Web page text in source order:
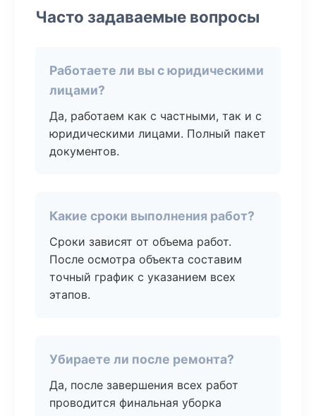
Часто задаваемые вопросы
Работаете ли вы с юридическими
лицами?
Да, работаем как с частными, так и с
юридическими лицами. Полный пакет
документов.
Какие сроки выполнения работ?
Сроки зависят от объема работ.
После осмотра объекта составим
точный график с указанием всех
этапов.
Убираете ли после ремонта?
Да, после завершения всех работ
проводится финальная уборка